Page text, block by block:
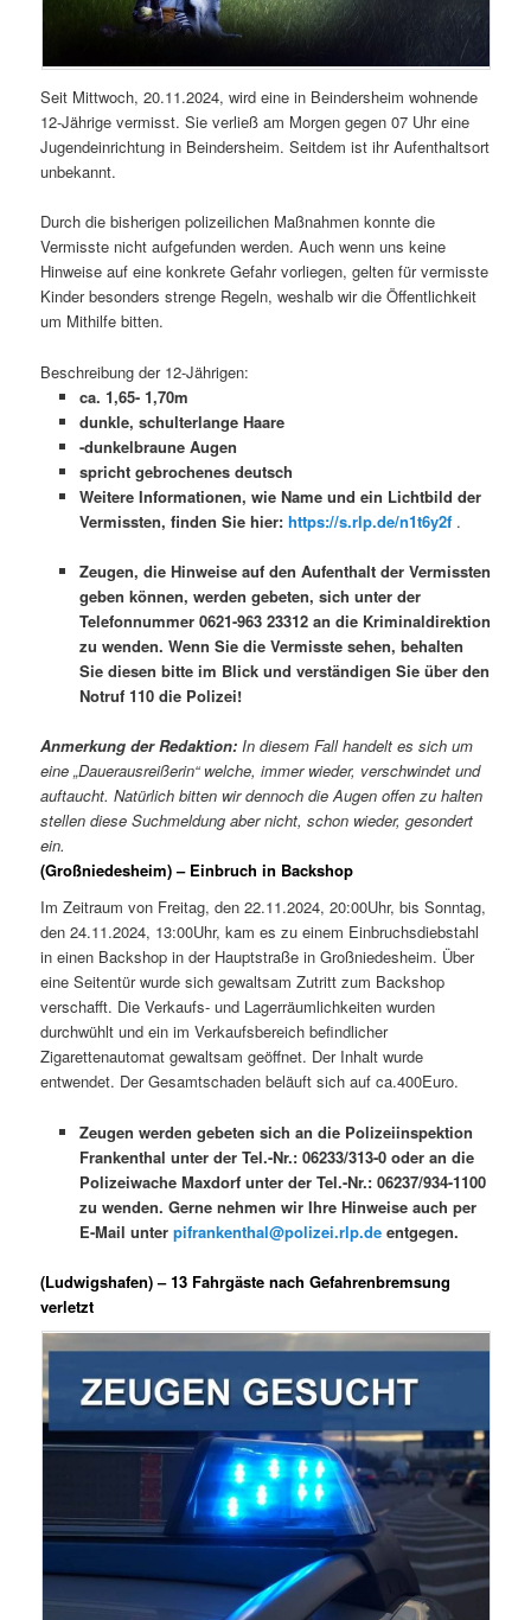
Seit Mittwoch, 20.11.2024, wird eine in Beindersheim wohnende
12-Jährige vermisst. Sie verließ am Morgen gegen 07 Uhr eine
Jugendeinrichtung in Beindersheim. Seitdem ist ihr Aufenthaltsort
unbekannt.
Durch die bisherigen polizeilichen Maßnahmen konnte die
Vermisste nicht aufgefunden werden. Auch wenn uns keine
Hinweise auf eine konkrete Gefahr vorliegen, gelten für vermisste
Kinder besonders strenge Regeln, weshalb wir die Öffentlichkeit
um Mithilfe bitten.
Beschreibung der 12-Jährigen:
ca. 1,65- 1,70m
dunkle, schulterlange Haare
-dunkelbraune Augen
spricht gebrochenes deutsch
Weitere Informationen, wie Name und ein Lichtbild der
Vermissten, finden Sie hier: https://s.rlp.de/n1t6y2f.
Zeugen, die Hinweise auf den Aufenthalt der Vermissten
geben können, werden gebeten, sich unter der
Telefonnummer 0621-963 23312 an die Kriminaldirektion
zu wenden. Wenn Sie die Vermisste sehen, behalten
Sie diesen bitte im Blick und verständigen Sie über den
Notruf 110 die Polizei!
Anmerkung der Redaktion: In diesem Fall handelt es sich um
eine „Dauerausreißerin“ welche, immer wieder, verschwindet und
auftaucht. Natürlich bitten wir dennoch die Augen offen zu halten
stellen diese Suchmeldung aber nicht, schon wieder, gesondert
ein.
(Großniedesheim) – Einbruch in Backshop
Im Zeitraum von Freitag, den 22.11.2024, 20:00Uhr, bis Sonntag,
den 24.11.2024, 13:00Uhr, kam es zu einem Einbruchsdiebstahl
in einen Backshop in der Hauptstraße in Großniedesheim. Über
eine Seitentür wurde sich gewaltsam Zutritt zum Backshop
verschafft. Die Verkaufs- und Lagerräumlichkeiten wurden
durchwühlt und ein im Verkaufsbereich befindlicher
Zigarettenautomat gewaltsam geöffnet. Der Inhalt wurde
entwendet. Der Gesamtschaden beläuft sich auf ca.400Euro.
Zeugen werden gebeten sich an die Polizeiinspektion
Frankenthal unter der Tel.-Nr.: 06233/313-0 oder an die
Polizeiwache Maxdorf unter der Tel.-Nr.: 06237/934-1100
zu wenden. Gerne nehmen wir Ihre Hinweise auch per
E-Mail unter pifrankenthal@polizei.rlp.deentgegen.
(Ludwigshafen) – 13 Fahrgäste nach Gefahrenbremsung
verletzt